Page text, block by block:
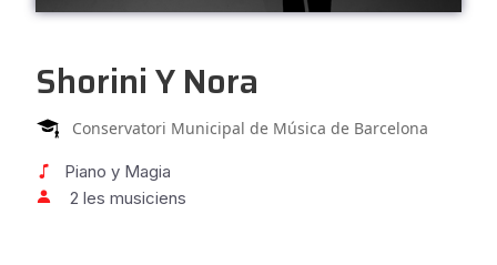
Shorini Y Nora
Conservatori Municipal de Música de Barcelona
Piano y Magia
2 les musiciens